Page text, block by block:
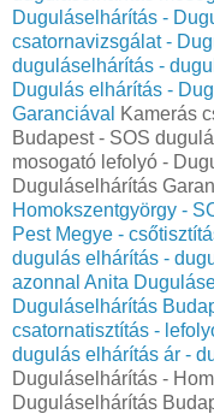
Duguláselhárítás -
csatornavizsgálat -
duguláselhárítás -
Dugulás elhárítás -
Garanciával
Kamerás
Budapest - SOS
mosogató lefolyó -
Duguláselhárítás
Homokszentgyörgy -
Pest Megye -
dugulás elhárítás -
azonnal Anita
Duguláselhárítás
csatornatisztítás -
dugulás elhárítás ár -
Duguláselhárítás -
Duguláselhárítás